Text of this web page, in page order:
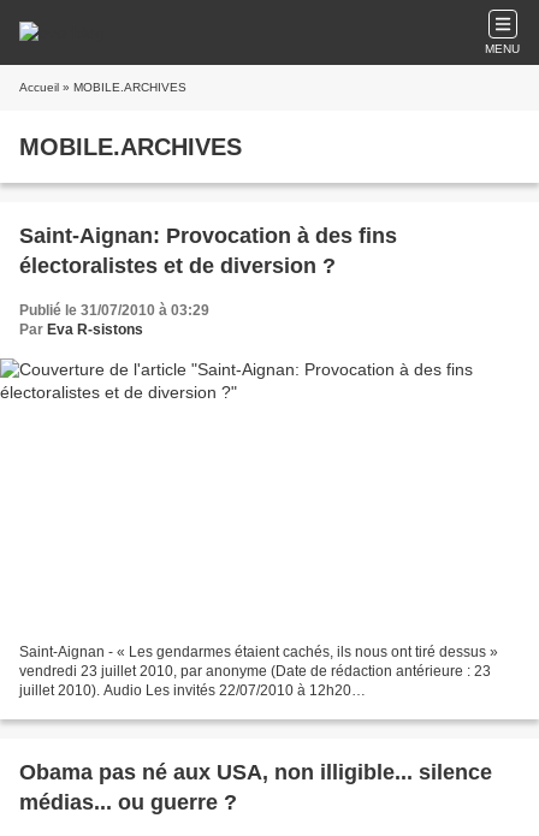
MENU
Accueil » MOBILE.ARCHIVES
MOBILE.ARCHIVES
Saint-Aignan: Provocation à des fins
électoralistes et de diversion ?
Publié le 31/07/2010 à 03:29
Par Eva R-sistons
Saint-Aignan - « Les gendarmes étaient cachés, ils nous ont tiré dessus »
vendredi 23 juillet 2010, par anonyme (Date de rédaction antérieure : 23
juillet 2010). Audio Les invités 22/07/2010 à 12h20
Obama pas né aux USA, non illigible... silence
médias... ou guerre ?